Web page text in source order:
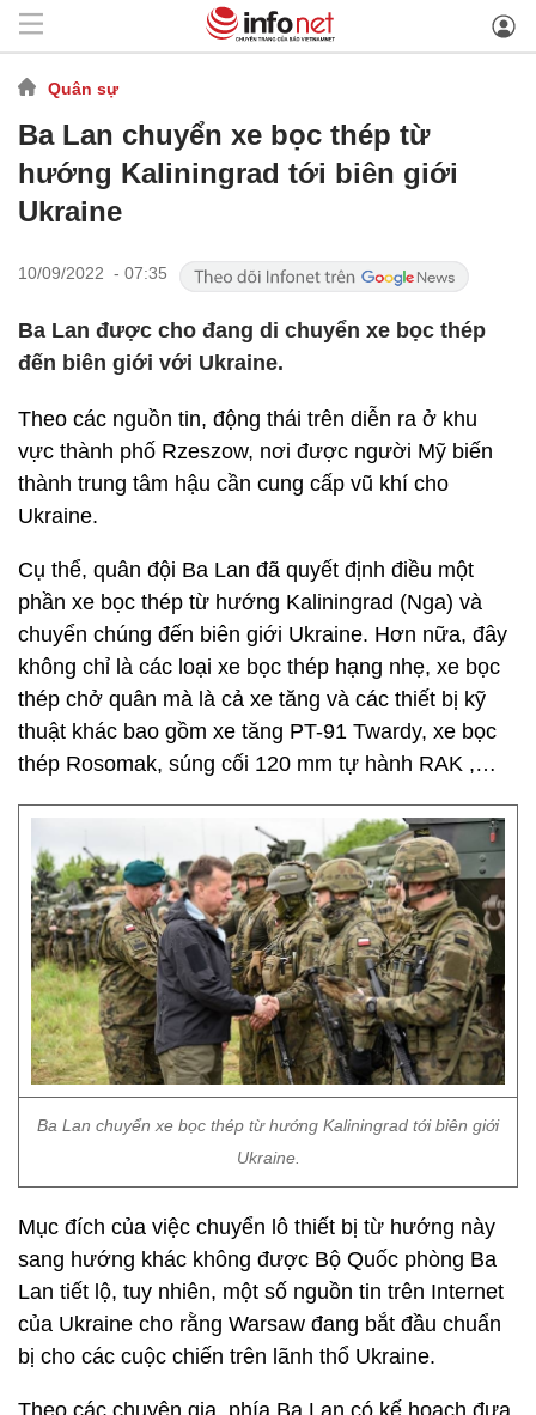
Quân sự
Ba Lan chuyển xe bọc thép từ
hướng Kaliningrad tới biên giới
Ukraine
10/09/2022 - 07:35
Ba Lan được cho đang di chuyển xe bọc thép
đến biên giới với Ukraine.
Theo các nguồn tin, động thái trên diễn ra ở khu
vực thành phố Rzeszow, nơi được người Mỹ biến
thành trung tâm hậu cần cung cấp vũ khí cho
Ukraine.
Cụ thể, quân đội Ba Lan đã quyết định điều một
phần xe bọc thép từ hướng Kaliningrad (Nga) và
chuyển chúng đến biên giới Ukraine. Hơn nữa, đây
không chỉ là các loại xe bọc thép hạng nhẹ, xe bọc
thép chở quân mà là cả xe tăng và các thiết bị kỹ
thuật khác bao gồm xe tăng PT-91 Twardy, xe bọc
thép Rosomak, súng cối 120 mm tự hành RAK ​,…
Ba Lan chuyển xe bọc thép từ hướng Kaliningrad tới biên giới
Ukraine.
Mục đích của việc chuyển lô thiết bị từ hướng này
sang hướng khác không được Bộ Quốc phòng Ba
Lan tiết lộ, tuy nhiên, một số nguồn tin trên Internet
của Ukraine cho rằng Warsaw đang bắt đầu chuẩn
bị cho các cuộc chiến trên lãnh thổ Ukraine.
Theo các chuyên gia, phía Ba Lan có kế hoạch đưa